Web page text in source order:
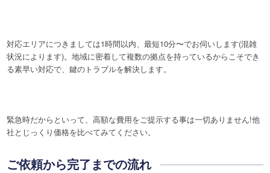
対応エリアにつきましては1時間以内、最短10分〜でお伺いします(混雑
状況によります)。地域に密着して複数の拠点を持っているからこそでき
る素早い対応で、鍵のトラブルを解決します。
緊急時だからといって、高額な費用をご提示する事は一切ありません!他
社とじっくり価格を比べてみてください。
ご依頼から完了までの流れ